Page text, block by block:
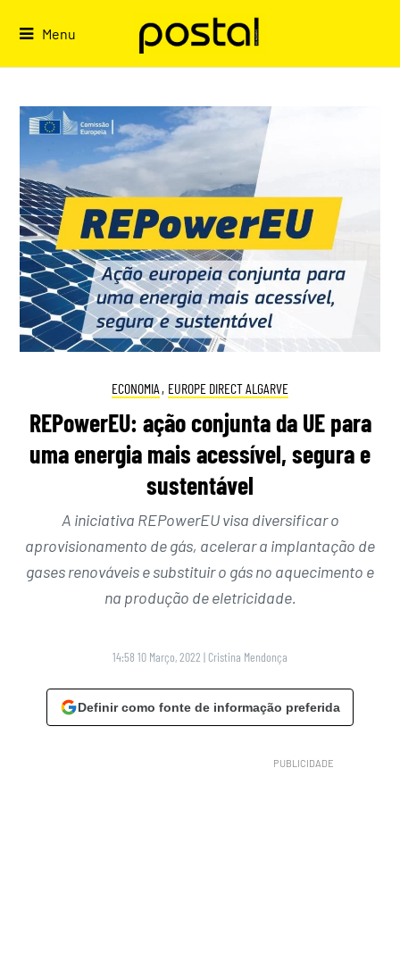
Menu
ECONOMIA , EUROPE DIRECT ALGARVE
REPowerEU: ação conjunta da UE para
uma energia mais acessível, segura e
sustentável
A iniciativa REPowerEU visa diversificar o
aprovisionamento de gás, acelerar a implantação de
gases renováveis e substituir o gás no aquecimento e
na produção de eletricidade.
14:58 10 Março, 2022 | Cristina Mendonça
Definir como fonte de informação preferida